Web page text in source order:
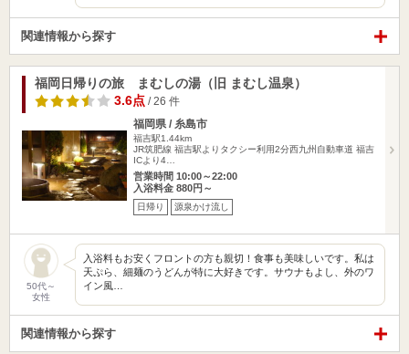
関連情報から探す
福岡日帰りの旅 まむしの湯（旧 まむし温泉）
3.6点 / 26 件
福岡県 / 糸島市
福吉駅1.44km
JR筑肥線 福吉駅よりタクシー利用2分西九州自動車道 福吉
ICより4…
営業時間 10:00～22:00
入浴料金 880円～
日帰り 源泉かけ流し
50代～
女性
入浴料もお安くフロントの方も親切！食事も美味しいです。私は
天ぷら、細麺のうどんが特に大好きです。サウナもよし、外のワ
イン風…
関連情報から探す